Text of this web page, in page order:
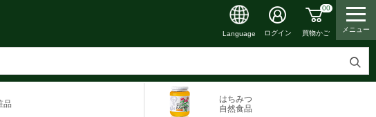
検
Language ログイン
00
買物かご メニュー
品
はちみつ
自然食品